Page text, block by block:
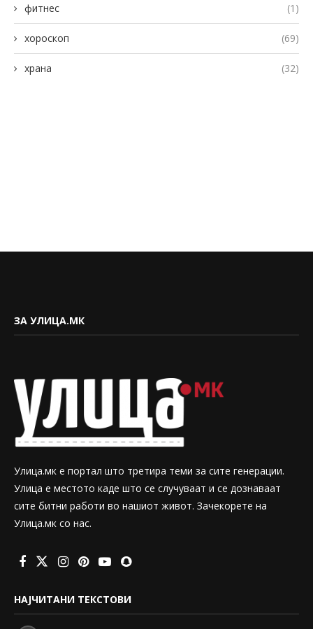
фитнес (1)
хороскоп (69)
храна (32)
ЗА УЛИЦА.МК
Улица.мк е портал што третира теми за сите генерации.
Улица е местото каде што се случуваат и се дознаваат
сите битни работи во нашиот живот. Зачекорете на
Улица.мк со нас.
НАЈЧИТАНИ ТЕКСТОВИ